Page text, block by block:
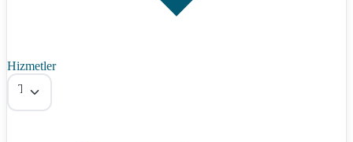
Hizmetler
Tümü